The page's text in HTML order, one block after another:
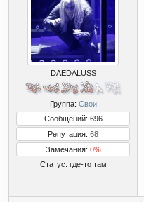
DAEDALUSS
Группа: Свои
Сообщений: 696
Репутация: 68
Замечания: 0%
Статус: где-то там